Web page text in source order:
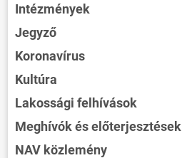
Intézmények
Jegyző
Koronavírus
Kultúra
Lakossági felhívások
Meghívók és előterjesztések
NAV közlemény